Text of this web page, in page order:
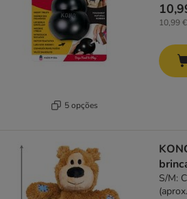
5 opções
10,99
S/M: